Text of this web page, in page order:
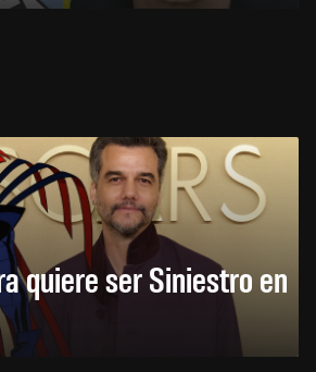
quiere ser Siniestro en